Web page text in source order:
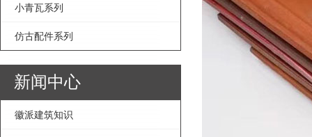
小青瓦系列
仿古配件系列
新闻中心
徽派建筑知识